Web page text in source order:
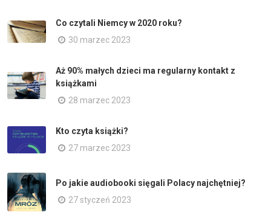
Co czytali Niemcy w 2020 roku?
30 marzec 2023
Aż 90% małych dzieci ma regularny kontakt z
książkami
28 marzec 2023
Kto czyta książki?
27 marzec 2023
Po jakie audiobooki sięgali Polacy najchętniej?
27 styczeń 2023